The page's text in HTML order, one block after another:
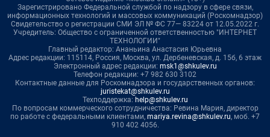
Зарегистрировано Федеральной службой по надзору в сфере связи,
информационных технологий и массовых коммуникаций (Роскомнадзор)
Свидетельство о регистрации СМИ ЭЛ № ФС 77— 83224 от 12.05.2022 г.
Учредитель: Общество с ограниченной ответственностью "ИНТЕРНЕТ
ТЕХНОЛОГИИ"
Главный редактор: Ананьина Анастасия Юрьевна
Адрес редакции: 115114, Россия, Москва, ул. Дербеневская, д. 15б, 6 этаж
Электронный адрес редакции: msk1@shkulev.ru
Телефон редакции: +7 982 630 3102
Контактные данные для Роскомнадзора и государственных органов:
juristekat@shkulev.ru
Техподдержка: help@shkulev.ru
По вопросам коммерческого сотрудничества: Ревина Мария, директор
по работе с федеральными клиентами, mariya.revina@shkulev.ru, моб. +7
910 402 4056.